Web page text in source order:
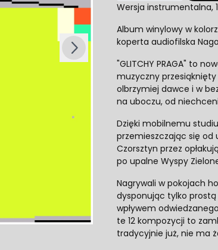
Następny
Wersja instrumentalna,
Album winylowy w
koperta audiofilska
"GLITCHY PRAGA" to
muzyczny
olbrzymiej dawce i w
na uboczu, od
Dzięki mobilnemu
przemieszczając się od
Czorsztyn przez
po upalne Wyspy
Nagrywali w pokojach
dysponując tylko prostą
wpływem
te 12 kompozycji to
tradycyjnie już, nie ma